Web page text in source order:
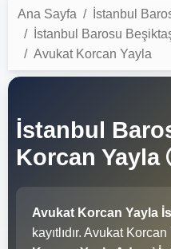
Ana Sayfa
İstanbul
İstanbul Barosu
Avukat Korcan Yayla
İstanbul
Korcan Yayla
Avukat Korcan Yayla
kayıtlıdır. Avukat